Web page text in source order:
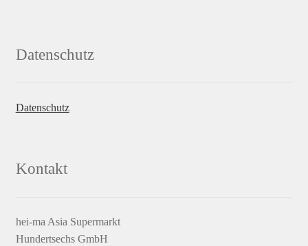
Datenschutz
Datenschutz
Kontakt
hei-ma Asia Supermarkt
Hundertsechs GmbH